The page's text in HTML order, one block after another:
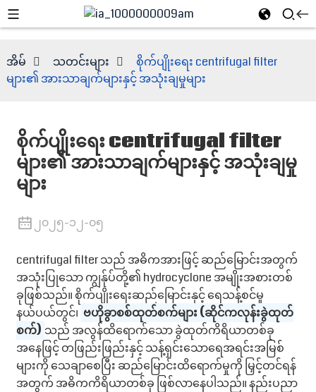
အိမ် သတင်းများ
စိုက်ပျိုးရေး centrifugal filter
များ၏ အားသာချက်များနှင့် အသုံးချမှုများ
စိုက်ပျိုးရေး centrifugal filter
များ၏ အားသာချက်များနှင့် အသုံးချမှု
များ
၂၀၂၅-၁၂-၀၅
centrifugal filter သည် အဓိကအားဖြင့် ဆည်မြောင်းအတွက်
အသုံးပြုသော ကျွန်ုပ်တို့၏ hydrocyclone အမျိုးအစားတစ်
ခုဖြစ်သည်။ စိုက်ပျိုးရေးဆည်မြောင်းနှင့် ရေသန့်စင်မှု
နယ်ပယ်တွင်၊ ဗဟိုခွာစစ်ထုတ်စက်များ (ဆိုင်ကလုန်းခွဲထုတ်
စက်) သည် အလွန်ထိရောက်သော ခွဲထုတ်ကိရိယာတစ်ခု
အနေဖြင့် တဖြည်းဖြည်းနှင့် သန့်ရှင်းသောရေအရင်းအမြစ်
များကို သေချာစေပြီး ဆည်မြောင်းထိရောက်မှုကို မြှင့်တင်ရန်
အတွက် အဓိကကိရိယာတစ်ခု ဖြစ်လာနေပါသည်။ နည်းပညာ